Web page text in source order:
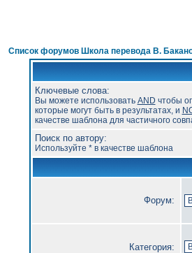
Список форумов Школа перевода В.
Ключевые слова:
Вы можете использовать AND чтобы
которые могут быть в результатах, и
качестве шаблона для частичного
Поиск по автору:
Используйте * в качестве шаблона
Форум:
Категория: